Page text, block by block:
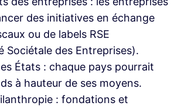
des initiatives en échange
ou de labels RSE
Sociétale des Entreprises).
États : chaque pays pourrait
à hauteur de ses moyens.
: fondations et